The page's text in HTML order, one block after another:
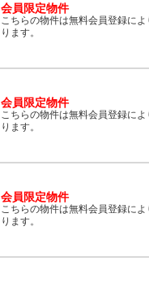
会員限定物件
こちらの物件は無料会員登録に
ります。
会員限定物件
こちらの物件は無料会員登録に
ります。
会員限定物件
こちらの物件は無料会員登録に
ります。